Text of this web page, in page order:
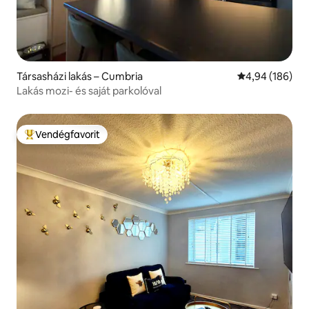
Társasházi lakás – Cumbria Átlagos
4,94 (186)
Lakás mozi- és saját parkolóval
Kiemelt vendégfavorit
Vendégfavorit